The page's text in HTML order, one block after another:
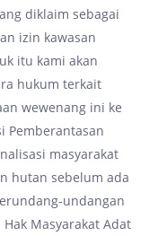
diklaim sebagai
izin kawasan
itu kami akan
hukum terkait
wewenang ini ke
Pemberantasan
masyarakat
hutan sebelum ada
undangan
Masyarakat Adat